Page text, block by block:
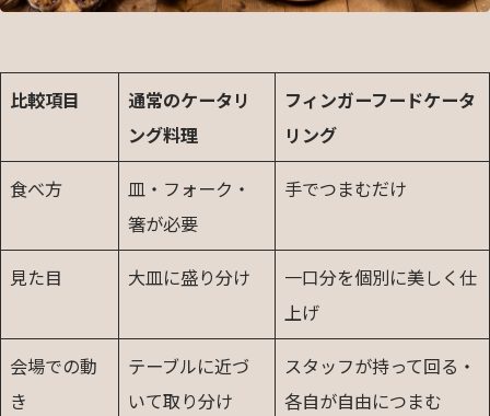
比較項目
通常のケータリ
ング料理
フィンガーフードケータ
リング
食べ方
皿・フォーク・
箸が必要
手でつまむだけ
見た目 大皿に盛り分け
一口分を個別に美しく仕
上げ
会場での動
き
テーブルに近づ
いて取り分け
スタッフが持って回る・
各自が自由につまむ